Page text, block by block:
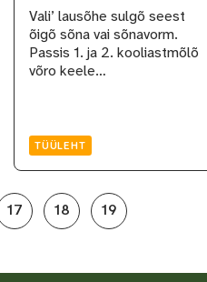
Vali’ lausõhe sulgõ seest
õigõ sõna vai sõnavorm.
Passis 1. ja 2. kooliastmõlõ
võro keele…
TÜÜLEHT
17 18 19